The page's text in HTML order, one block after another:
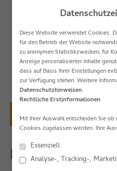
Anfahrt Kontakt Datenschutz
HAUPTMENÜ
Diese Website verwendet Cookies.
für den Betrieb der Website
zu anonymen Statistikzwecken, für
Anzeige personalisierter Inhalte
dass auf Basis Ihrer Einstellungen
zur Verfügung stehen. Weitere
Datenschutzhinweisen.
Rechtliche Erstinformationen
Mit Ihrer Auswahl entscheiden Sie
Cookies zugelassen werden. Ihre
Essenziell
Analyse-, Tracking-,